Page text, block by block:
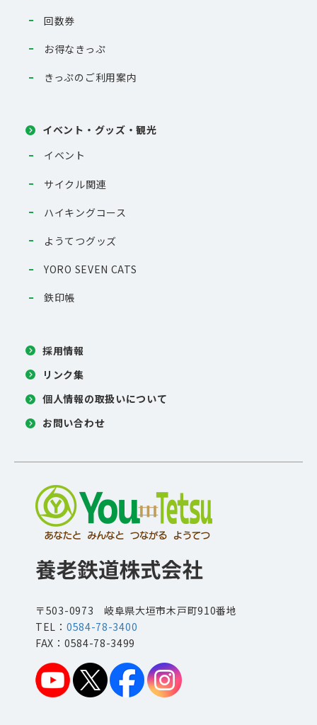
回数券
お得なきっぷ
きっぷのご利用案内
イベント・グッズ・観光
イベント
サイクル関連
ハイキングコース
ようてつグッズ
YORO SEVEN CATS
鉄印帳
採用情報
リンク集
個人情報の取扱いについて
お問い合わせ
〒503-0973 岐阜県大垣市木戸町910番地
TEL： 0584-78-3400
FAX：0584-78-3499